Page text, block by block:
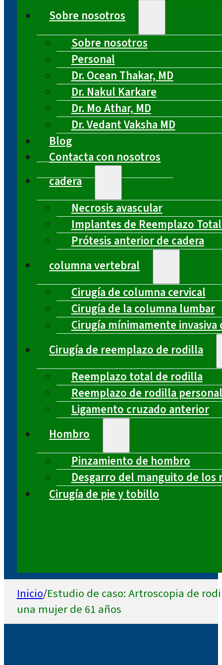
Sobre nosotros
Sobre nosotros
Personal
Dr. Ocean Thakar, MD
Dr. Nakul Karkare
Dr. Mo Athar, MD
Dr. Vedant Vaksha MD
Blog
Contacta con nosotros
cadera
Necrosis avascular
Implantes de Reemplazo
Prótesis anterior de cadera
columna vertebral
Cirugía de columna cervical
Cirugía de la columna lumbar
Cirugía mínimamente
Cirugía de reemplazo de rodilla
Reemplazo total de rodilla
Reemplazo de rodilla
Ligamento cruzado anterior
Hombro
Pinzamiento de hombro
Desgarro del manguito de los
Cirugía de pie y tobillo
Inicio/Estudio de caso: Artroscopia de
una mujer de 61 años